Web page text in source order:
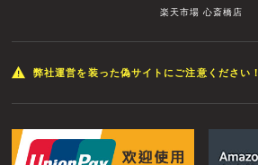
楽天市場 心斎橋店
弊社運営を装った偽サイトにご注意ください！